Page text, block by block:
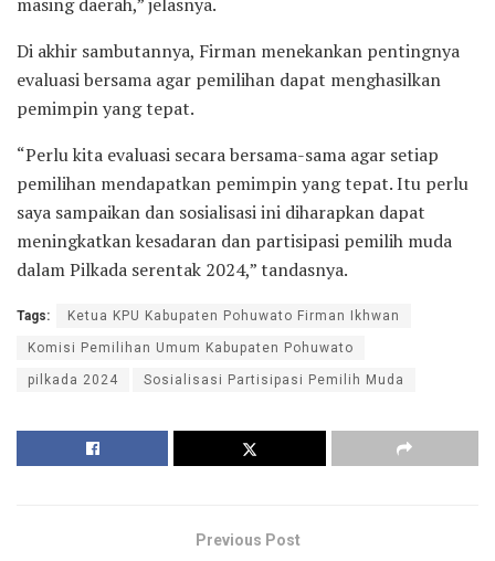
Di akhir sambutannya, Firman menekankan pentingnya
evaluasi bersama agar pemilihan dapat menghasilkan
pemimpin yang tepat.
“Perlu kita evaluasi secara bersama-sama agar setiap
pemilihan mendapatkan pemimpin yang tepat. Itu perlu
saya sampaikan dan sosialisasi ini diharapkan dapat
meningkatkan kesadaran dan partisipasi pemilih muda
dalam Pilkada serentak 2024,” tandasnya.
Tags: Ketua KPU Kabupaten Pohuwato Firman Ikhwan
Komisi Pemilihan Umum Kabupaten Pohuwato
pilkada 2024 Sosialisasi Partisipasi Pemilih Muda
Previous Post